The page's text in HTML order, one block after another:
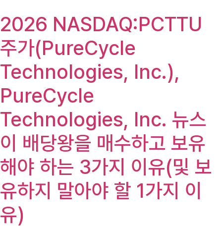
2026 NASDAQ:PCTTU
주가(PureCycle
Technologies, Inc.),
PureCycle
Technologies, Inc. 뉴스
이 배당왕을 매수하고 보유
해야 하는 3가지 이유(및 보
유하지 말아야 할 1가지 이
유)